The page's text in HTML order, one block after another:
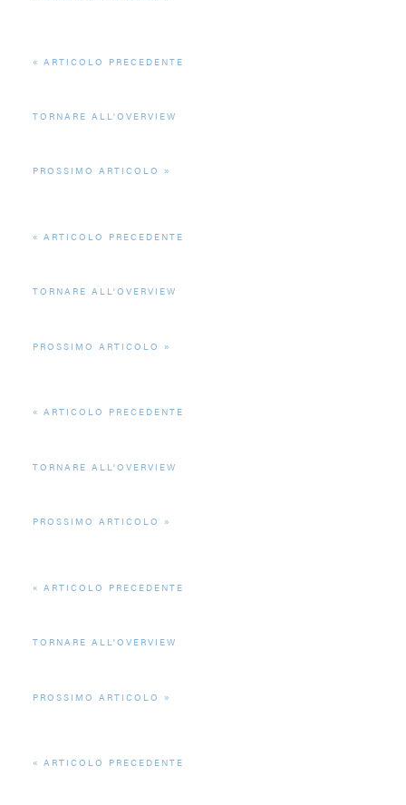
ARTICOLO PRECEDENTE
TORNARE ALL'OVERVIEW
PROSSIMO ARTICOLO
ARTICOLO PRECEDENTE
TORNARE ALL'OVERVIEW
PROSSIMO ARTICOLO
ARTICOLO PRECEDENTE
TORNARE ALL'OVERVIEW
PROSSIMO ARTICOLO
ARTICOLO PRECEDENTE
TORNARE ALL'OVERVIEW
PROSSIMO ARTICOLO
ARTICOLO PRECEDENTE